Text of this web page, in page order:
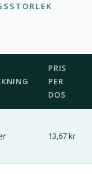
PRIS
PER
DOS
13,67 kr